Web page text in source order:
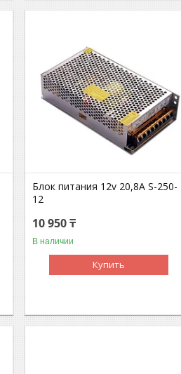
Блок питания 12v 20,8A S-250-
12
10 950 ₸
В наличии
Купить